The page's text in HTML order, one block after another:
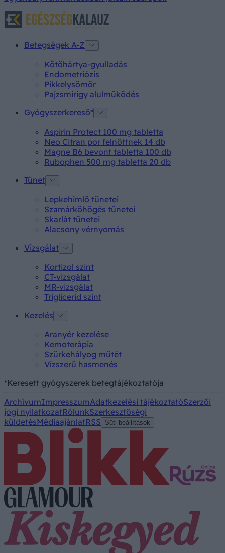
Betegségek A-Z
Kötőhártya-gyulladás
Endometriózis
Pikkelysömör
Pajzsmirigy alulműködés
Gyógyszerkereső*
Aspirin Protect 100 mg tabletta
Neo Citran por felnőttnek 14 db
Magne B6 bevont tabletta 100 db
Rubophen 500 mg tabletta 20 db
Tünet
Lepkehimlő tünetei
Szamárköhögés tünetei
Skarlát tünetei
Alacsony vérnyomás
Vizsgálat
Kortizol szint
CT-vizsgálat
MR-vizsgálat
Triglicerid szint
Kezelés
Aranyér kezelése
Kemoterápia
Szürkehályog műtét
Vízszerű hasmenés
*Keresett gyógyszerek betegtájékoztatója
ArchívumImpresszumAdatkezelési tájékoztatóSzerzői
jogi nyilatkozatRólunkSzerkesztőségi
küldetésMédiaajánlatRSS Süti beállítások